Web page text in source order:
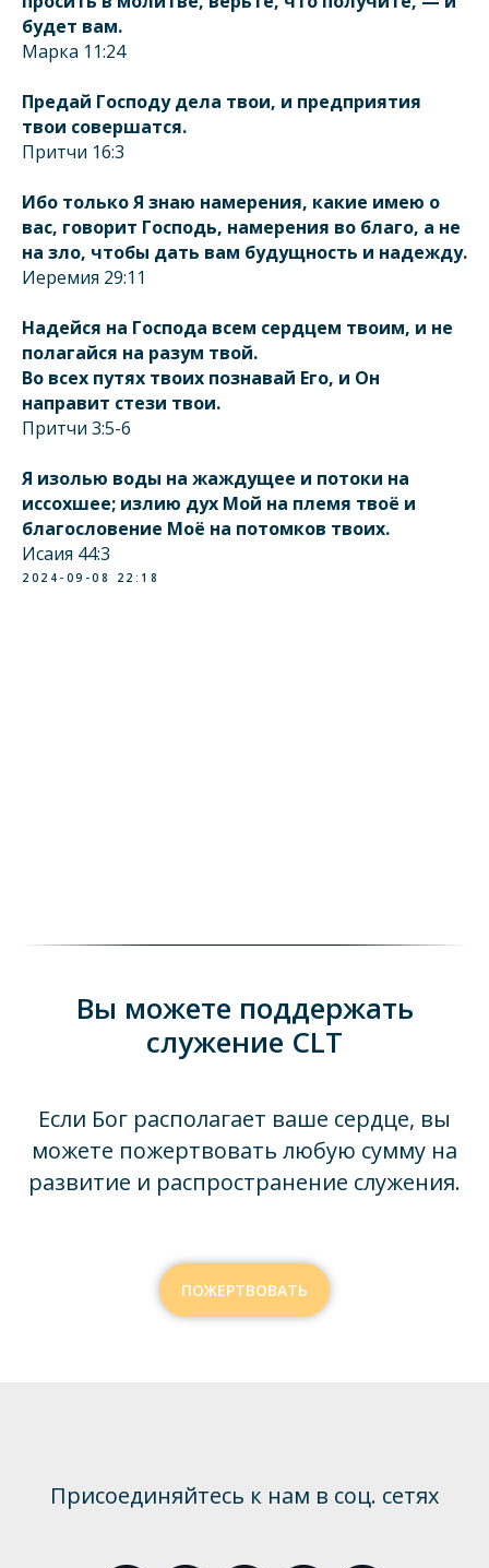
будет вам.
Марка 11:24
Предай Господу дела твои, и предприятия
твои совершатся.
Притчи 16:3
Ибо только Я знаю намерения, какие имею о
вас, говорит Господь, намерения во благо, а не
на зло, чтобы дать вам будущность и надежду.
Иеремия 29:11
Надейся на Господа всем сердцем твоим, и не
полагайся на разум твой.
Во всех путях твоих познавай Его, и Он
направит стези твои.
Притчи 3:5-6
Я изолью воды на жаждущее и потоки на
иссохшее; излию дух Мой на племя твоё и
благословение Моё на потомков твоих.
Исаия 44:3
2024-09-08 22:18
Вы можете поддержать
служение CLT
Если Бог располагает ваше сердце, вы
можете пожертвовать любую сумму на
развитие и распространение служения.
ПОЖЕРТВОВАТЬ
Присоединяйтесь к нам в соц. сетях